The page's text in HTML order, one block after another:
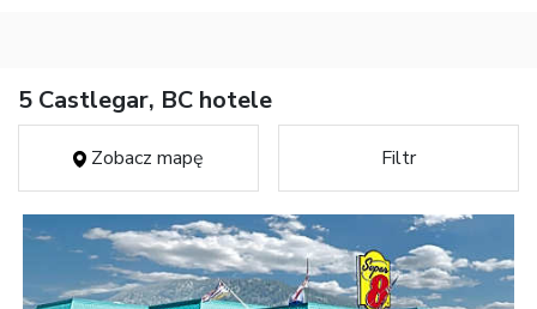
5 Castlegar, BC hotele
Zobacz mapę Filtr